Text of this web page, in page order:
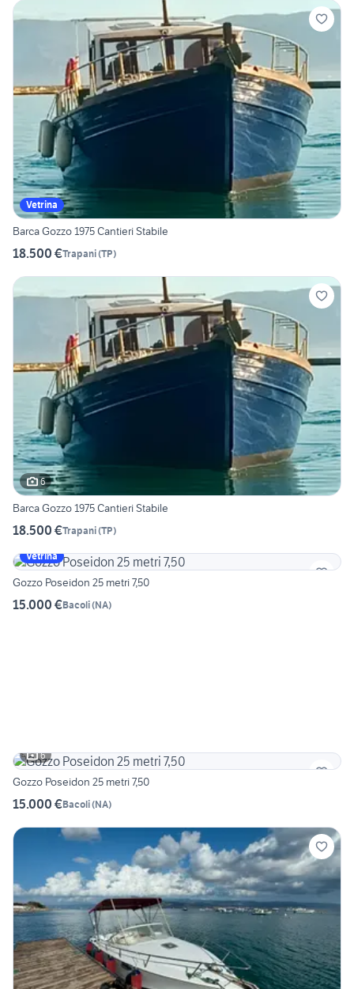
Vetrina
Barca Gozzo 1975 Cantieri Stabile
18.500 €Trapani(TP)
6
Barca Gozzo 1975 Cantieri Stabile
18.500 €Trapani(TP)
Vetrina
Gozzo Poseidon 25 metri 7,50
15.000 €Bacoli(NA)
6
Gozzo Poseidon 25 metri 7,50
15.000 €Bacoli(NA)